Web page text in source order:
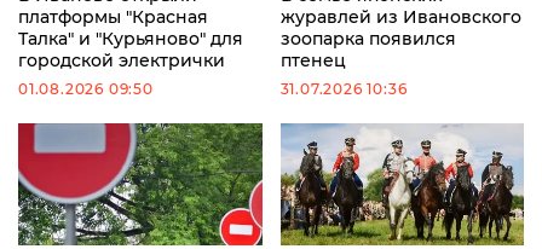
платформы "Красная
Талка" и "Курьяново" для
городской электрички
01.08.2026 09:50
журавлей из Ивановского
зоопарка появился
птенец
31.07.2026 10:36